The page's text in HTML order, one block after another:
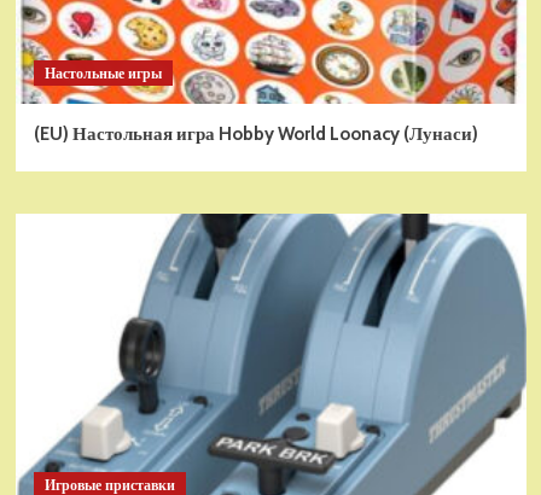
Настольные игры
(EU) Настольная игра Hobby World Loonacy (Лунаси)
Игровые приставки